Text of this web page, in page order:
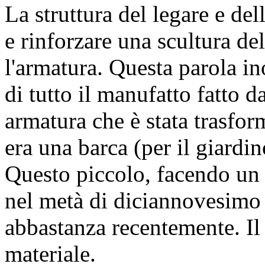
La struttura del legare e
e rinforzare una scultura
l'armatura. Questa parola
di tutto il manufatto fatto
armatura che è stata
era una barca (per il
Questo piccolo, facendo
nel metà di
abbastanza recentemente.
materiale.